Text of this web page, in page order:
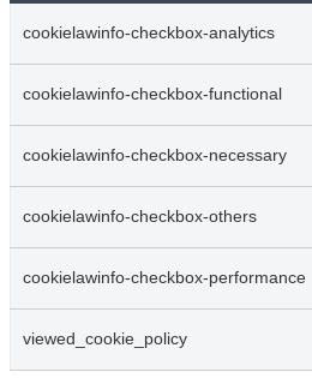
cookielawinfo-checkbox-analytics
cookielawinfo-checkbox-functional
cookielawinfo-checkbox-necessary
cookielawinfo-checkbox-others
cookielawinfo-checkbox-performance
viewed_cookie_policy